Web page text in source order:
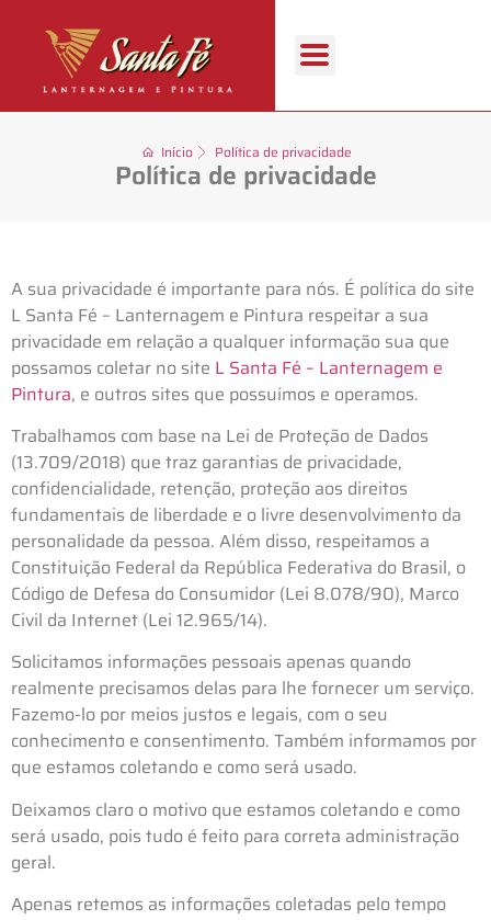
Início Política de privacidade
Política de privacidade
A sua privacidade é importante para nós. É política do site
L Santa Fé – Lanternagem e Pintura respeitar a sua
privacidade em relação a qualquer informação sua que
possamos coletar no site L Santa Fé – Lanternagem e
Pintura, e outros sites que possuímos e operamos.
Trabalhamos com base na Lei de Proteção de Dados
(13.709/2018) que traz garantias de privacidade,
confidencialidade, retenção, proteção aos direitos
fundamentais de liberdade e o livre desenvolvimento da
personalidade da pessoa. Além disso, respeitamos a
Constituição Federal da República Federativa do Brasil, o
Código de Defesa do Consumidor (Lei 8.078/90), Marco
Civil da Internet (Lei 12.965/14).
Solicitamos informações pessoais apenas quando
realmente precisamos delas para lhe fornecer um serviço.
Fazemo-lo por meios justos e legais, com o seu
conhecimento e consentimento. Também informamos por
que estamos coletando e como será usado.
Deixamos claro o motivo que estamos coletando e como
será usado, pois tudo é feito para correta administração
geral.
Apenas retemos as informações coletadas pelo tempo